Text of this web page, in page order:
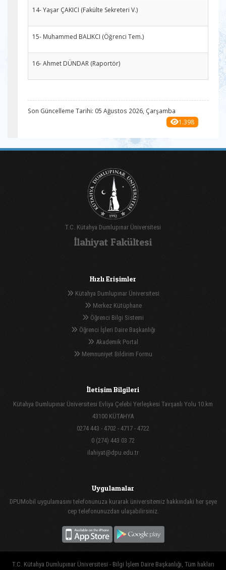
14- Yaşar ÇAKICI (Fakülte Sekreteri V.)
15- Muhammed BALIKCI (Öğrenci Tem.)
16- Ahmet DÜNDAR (Raportör)
Son Güncelleme Tarihi: 05 Ağustos 2026, Çarşamba
1.398
T.C. Kütahya Dumlupınar Üniversitesi
İlahiyat Fakültesi
Hızlı Erişimler
Kütahya Dumlupınar Üniversitesi
Merkez Kütüphane
Öğrenci Bilgi Sistemi
Öğrenci İşleri Daire Başkanlığı
Akademik Portal
Memnuniyet Bildirim Formu
İletişim Bilgileri
Kütahya Dumlupınar Üniversitesi Evliya Çelebi Yerleşkesi Tavşanlı Yolu 10.km
43100 KÜTAHYA
0274 443 - 4702 - 4717 - 4722
0 (274) 443 03 72
ilahiyat@dpu.edu.tr
Uygulamalar
DPUMobil uygulamasını telefonunuza kurarak üniversitemiz hakkındaki her şeye
cep telefonunuzdan ulaşabilirsiniz.
T.C. Kütahya Dumlupınar Üniversitesi - Bilgi İşlem Daire Başkanlığı, Tüm hakları